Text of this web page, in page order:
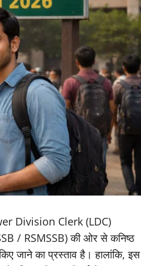
Division Clerk (LDC)
/ RSMSSB) की ओर से कनिष्ठ
जाने का प्रस्ताव है। हालांकि, इस